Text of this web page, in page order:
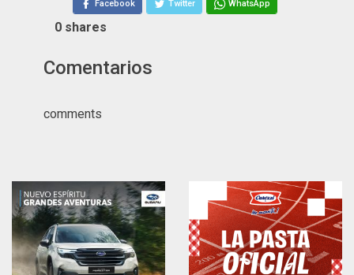
Facebook Twitter WhatsApp
0 shares
Comentarios
comments